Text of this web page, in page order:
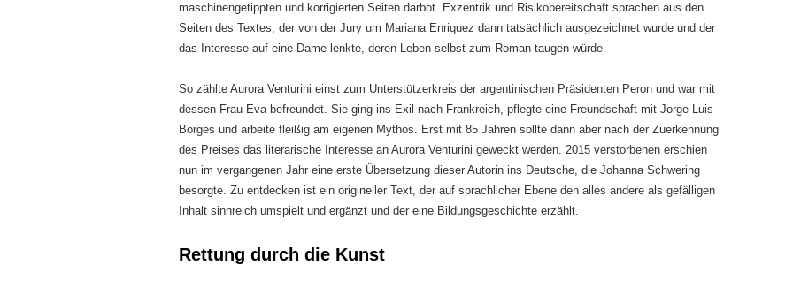
maschinengetippten und korrigierten Seiten darbot. Exzentrik und Risikobereitschaft sprachen aus den
Seiten des Textes, der von der Jury um Mariana Enriquez dann tatsächlich ausgezeichnet wurde und der
das Interesse auf eine Dame lenkte, deren Leben selbst zum Roman taugen würde.
So zählte Aurora Venturini einst zum Unterstützerkreis der argentinischen Präsidenten Peron und war mit
dessen Frau Eva befreundet. Sie ging ins Exil nach Frankreich, pflegte eine Freundschaft mit Jorge Luis
Borges und arbeite fleißig am eigenen Mythos. Erst mit 85 Jahren sollte dann aber nach der Zuerkennung
des Preises das literarische Interesse an Aurora Venturini geweckt werden. 2015 verstorbenen erschien
nun im vergangenen Jahr eine erste Übersetzung dieser Autorin ins Deutsche, die Johanna Schwering
besorgte. Zu entdecken ist ein origineller Text, der auf sprachlicher Ebene den alles andere als gefälligen
Inhalt sinnreich umspielt und ergänzt und der eine Bildungsgeschichte erzählt.
Rettung durch die Kunst